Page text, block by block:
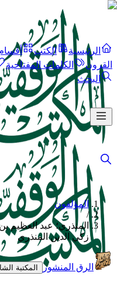
الرئيسية الكتب
القرون
الكلمات المفتاحية
البحث
المؤلفون
/
المنذري؛ عبد العظيم
زكي الدين المنذري
الرق المنشور المكتبة